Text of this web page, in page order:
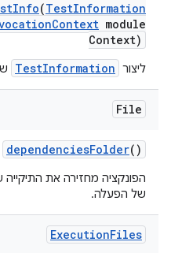
Info(TestInformation
Context module
Context)
ליצור TestInformation
File
dependenciesFolder()
הפונקציה מחזירה את
של הפעלה.
ExecutionFiles